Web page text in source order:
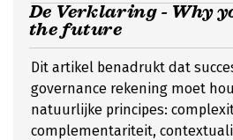
De Verklaring - Why
the future
Dit artikel benadrukt dat
governance rekening moet
natuurlijke principes:
complementariteit,